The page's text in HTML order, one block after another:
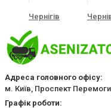
Чернігів
Адреса головного офісу:
м. Київ, Проспект
Графік роботи: